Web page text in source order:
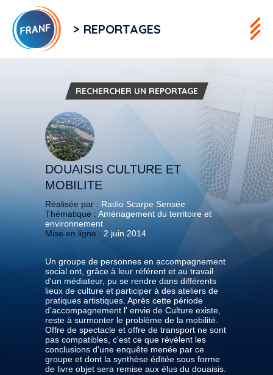
> REPORTAGES
RECHERCHER UN REPORTAGE
DOUAISIS CULTURE ET
MOBILITE
Réalisée par : Radio Scarpe Sensée
Thématique : Aménagement du territoire et
environnement
Mise en ligne : 2 juin 2014
Un groupe de personnes en accompagnement
social ont, grâce à leur référent et au travail
d'un médiateur, pu se rendre dans différents
lieux de culture et participer à des ateliers de
pratiques artistiques. Après cette période
d'accompagnement l' envie de Culture existe,
reste à surmonter le problème de la mobilité.
Offre de spectacle et offre de transport ne sont
pas compatibles, c'est ce que révèlent les
conclusions d'une enquête menée par ce
groupe et dont la synthèse éditée sous forme
de livre objet sera remise aux élus du douaisis.